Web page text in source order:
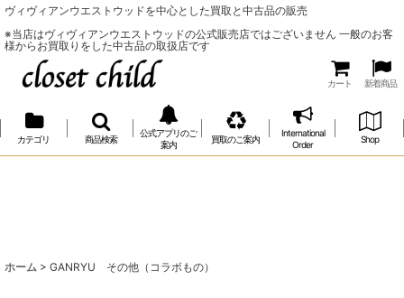
ヴィヴィアンウエストウッドを中心とした買取と中古品の販売
※当店はヴィヴィアンウエストウッドの公式販売店ではございません 一般のお客
様からお買取りをした中古品の取扱店です
カート 新着商品
カテゴリ 商品検索
公式アプリのご
案内
買取のご案内
International
Order
Shop
ホーム > GANRYU その他（コラボもの）